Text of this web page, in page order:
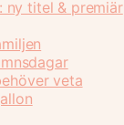
ny titel & premiär
veta